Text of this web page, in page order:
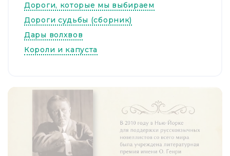
Дороги, которые мы выбираем
Дороги судьбы (сборник)
Дары волхвов
Короли и капуста